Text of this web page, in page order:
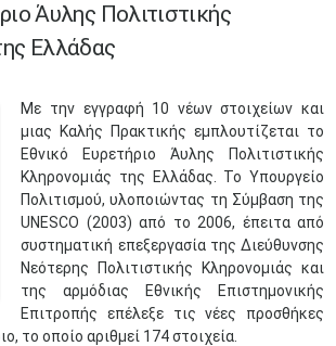
Άυλης Πολιτιστικής
Ελλάδας
Με την εγγραφή 10 νέων στοιχείων και
μιας Καλής Πρακτικής εμπλουτίζεται το
Εθνικό Ευρετήριο Άυλης Πολιτιστικής
Κληρονομιάς της Ελλάδας. Το Υπουργείο
Πολιτισμού, υλοποιώντας τη Σύμβαση της
UNESCO (2003) από το 2006, έπειτα από
συστηματική επεξεργασία της Διεύθυνσης
Νεότερης Πολιτιστικής Κληρονομιάς και
της αρμόδιας Εθνικής Επιστημονικής
Επιτροπής επέλεξε τις νέες προσθήκες
το οποίο αριθμεί 174 στοιχεία.